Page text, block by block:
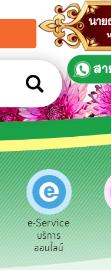
ถามตอบ
Q&A